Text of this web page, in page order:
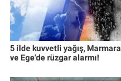
5 ilde kuvvetli yağış, Marmara
ve Ege'de rüzgar alarmı!